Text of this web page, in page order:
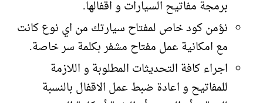
برمجة مفاتيح السيارات و اقفالها.
نؤمن كود خاص لمفتاح سيارتك من اي نوع كانت
مع امكانية عمل مفتاح مشفر بكلمة سر خاصة.
اجراء كافة التحديثات المطلوبة و اللازمة
للمفاتيح و اعادة ضبط عمل الاقفال بالنسبة